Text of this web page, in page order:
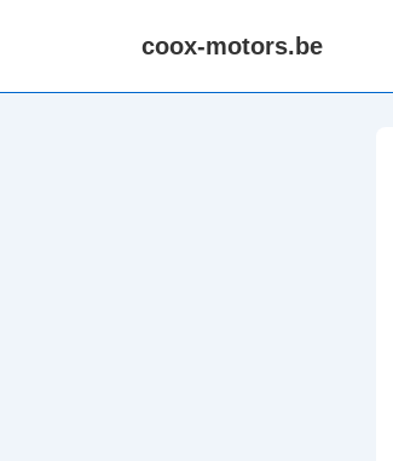
coox-motors.be